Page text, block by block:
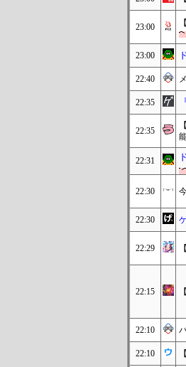
23:00
23:00
22:40
22:35
22:35
22:31
22:30
22:30
22:29
22:15
22:10
22:10